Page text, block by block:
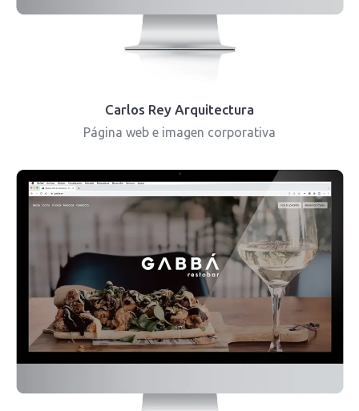
Carlos Rey Arquitectura
Página web e imagen corporativa